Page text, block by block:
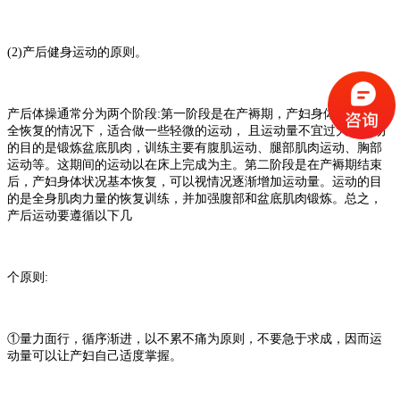
(2)产后健身运动的原则。
产后体操通常分为两个阶段:第一阶段是在产褥期，产妇身体还没有完
全恢复的情况下，适合做一些轻微的运动， 且运动量不宜过大。运动
的目的是锻炼盆底肌肉，训练主要有腹肌运动、腿部肌肉运动、胸部
运动等。这期间的运动以在床上完成为主。第二阶段是在产褥期结束
后，产妇身体状况基本恢复，可以视情况逐渐增加运动量。运动的目
的是全身肌肉力量的恢复训练，并加强腹部和盆底肌肉锻炼。总之，
产后运动要遵循以下几
个原则 :
①量力面行，循序渐进，以不累不痛为原则，不要急于求成，因而运
动量可以让产妇自己适度掌握。